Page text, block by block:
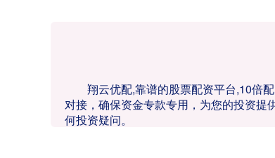
翔云优配,靠谱的股票配资平台,10倍
对接，确保资金专款专用，为您的投资提
何投资疑问。